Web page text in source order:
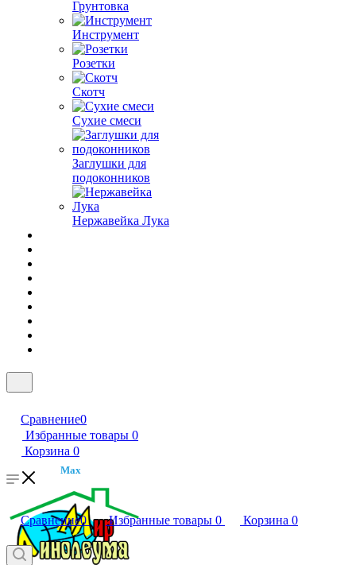
Грунтовка
Инструмент
Розетки
Скотч
Сухие смеси
Заглушки для
подоконников
Нержавейка Лука
Сравнение0
Избранные товары 0
Корзина 0
Max
Сравнение0 Избранные товары 0 Корзина 0